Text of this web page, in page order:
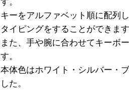
キーをアルファベット順に配列
タイピングをすることができま
また、手や腕に合わせてキーボ
す。
本体色はホワイト・シルバー・
した。